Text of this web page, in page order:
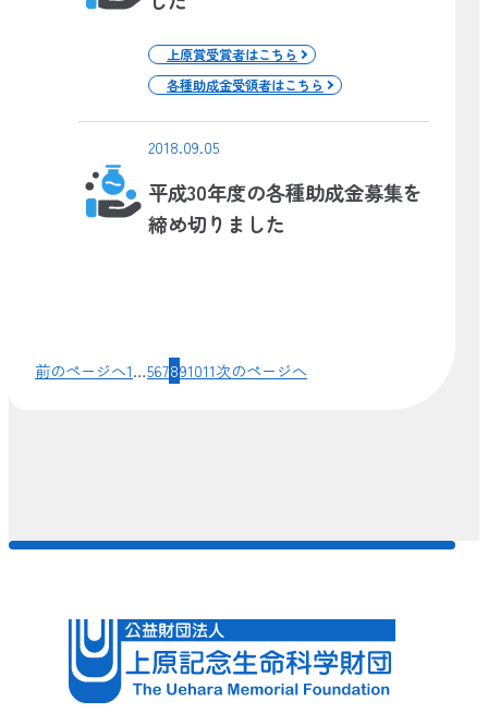
上原賞受賞者はこちら
各種助成金受領者はこちら
2018.09.05
平成30年度の各種助成金募集を
締め切りました
前のページへ1…567891011次のページへ